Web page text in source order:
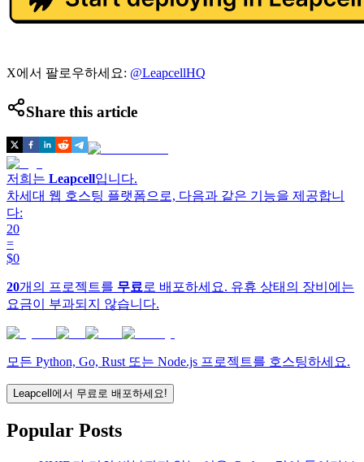
X에서 팔로우하세요: @LeapcellHQ
Share this article
저희는 Leapcell입니다.
차세대 웹 호스팅 플랫폼으로, 다음과 같은 기능을 제공합니
다:
20
=
$0
20개의 프로젝트를 무료 로 배포하세요. 유휴 상태의 장비에는
요금이 부과되지 않습니다.
모든 Python, Go, Rust 또는 Node.js 프로젝트를 호스팅하세요.
Leapcell에서 무료로 배포하세요!
Popular Posts